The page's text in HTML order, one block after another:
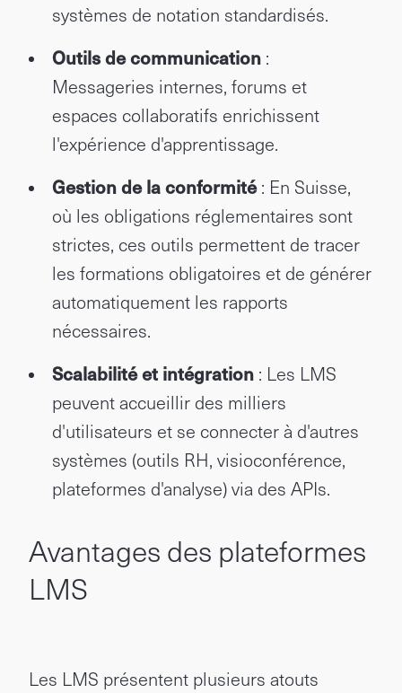
systèmes de notation standardisés.
Outils de communication :
Messageries internes, forums et
espaces collaboratifs enrichissent
l'expérience d'apprentissage.
Gestion de la conformité: En Suisse,
où les obligations réglementaires sont
strictes, ces outils permettent de tracer
les formations obligatoires et de générer
automatiquement les rapports
nécessaires.
Scalabilité et intégration : Les LMS
peuvent accueillir des milliers
d'utilisateurs et se connecter à d'autres
systèmes (outils RH, visioconférence,
plateformes d'analyse) via des APIs.
Avantages des plateformes
LMS
Les LMS présentent plusieurs atouts